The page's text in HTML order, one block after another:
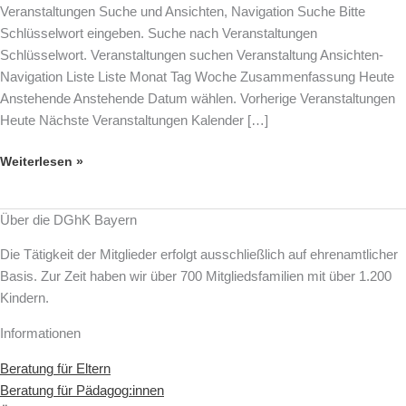
Veranstaltungen Suche und Ansichten, Navigation Suche Bitte
Schlüsselwort eingeben. Suche nach Veranstaltungen
Schlüsselwort. Veranstaltungen suchen Veranstaltung Ansichten-
Navigation Liste Liste Monat Tag Woche Zusammenfassung Heute
Anstehende Anstehende Datum wählen. Vorherige Veranstaltungen
Heute Nächste Veranstaltungen Kalender […]
–
und
wie
sehe
ich
mich
–
in
–
6
–
Weiterlesen »
Über die DGhK Bayern
Die Tätigkeit der Mitglieder erfolgt ausschließlich auf ehrenamtlicher
Basis. Zur Zeit haben wir über 700 Mitgliedsfamilien mit über 1.200
Kindern.
Informationen
Beratung für Eltern
Beratung für Pädagog:innen